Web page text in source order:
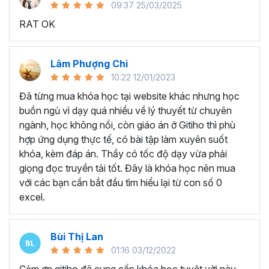
sử dụng Excel sẽ tốn nhiều thời gian, công sức để xử lý
công việc. Hơn nữa, chúng ta cũng không biết những thứ
mình đang thực hiện đúng hay không.
Hiện nay 100% các doanh nghiệp tại Việt Nam
cần tới kỹ năng Excel khi ứng tuyển vào vị trí kế toán, xử
chính... Mỗi cấp độ sẽ có yêu cầu thành thạo Excel xử lý
công việc khác nhau.
Chính vì điều đó Gitiho đã mở khóa học vềThủ thuật
Excel cập nhật hàng tuần - EXG02 với hơn7h+ học
cùng với92 tài liệu đính kèmbạn sẽ nhận được nhiều lợi
ích vô tận như:
Giảng viên là những người có trình độ chuyên môn
cao, kinh nghiệm thực tiễn dày dặn đã và đang đào
VPBank, FPT software, Vietcombank, MIC, Tập
đoàn Thành Công, TH True Milk
09:37 25/03/2025
RAT OK
Lâm Phượng Chi
10:22 12/01/2023
Đã từng mua khóa học tại website khác nhưng học
buồn ngủ vì dạy quá nhiều về lý thuyết từ chuyên
ngành, học không nổi, còn giáo án ở Gitiho thì phù
hợp ứng dụng thực tế, có bài tập làm xuyên suốt
khóa, kèm đáp án. Thầy có tốc độ dạy vừa phải
giọng đọc truyền tải tốt. Đây là khóa học nên mua
với các bạn cần bắt đầu tìm hiểu lại từ con số 0
excel.
Bùi Thị Lan
01:16 03/12/2022